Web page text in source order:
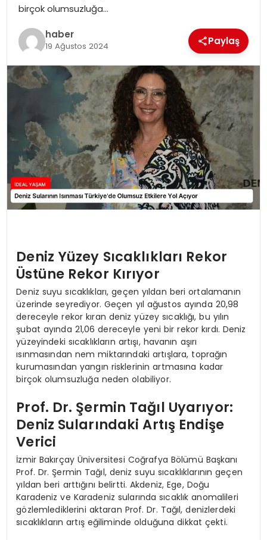
birçok olumsuzluğa…
haber
19 Ağustos 2024 Paylaş
Deniz Yüzey Sıcaklıkları Rekor
Üstüne Rekor Kırıyor
Deniz suyu sıcaklıkları, geçen yıldan beri ortalamanın
üzerinde seyrediyor. Geçen yıl ağustos ayında 20,98
dereceyle rekor kıran deniz yüzey sıcaklığı, bu yılın
şubat ayında 21,06 dereceyle yeni bir rekor kırdı. Deniz
yüzeyindeki sıcaklıkların artışı, havanın aşırı
ısınmasından nem miktarındaki artışlara, toprağın
kurumasından yangın risklerinin artmasına kadar
birçok olumsuzluğa neden olabiliyor.
Prof. Dr. Şermin Tağıl Uyarıyor:
Deniz Sularındaki Artış Endişe
Verici
İzmir Bakırçay Üniversitesi Coğrafya Bölümü Başkanı
Prof. Dr. Şermin Tağıl, deniz suyu sıcaklıklarının geçen
yıldan beri arttığını belirtti. Akdeniz, Ege, Doğu
Karadeniz ve Karadeniz sularında sıcaklık anomalileri
gözlemlediklerini aktaran Prof. Dr. Tağıl, denizlerdeki
sıcaklıkların artış eğiliminde olduğuna dikkat çekti.